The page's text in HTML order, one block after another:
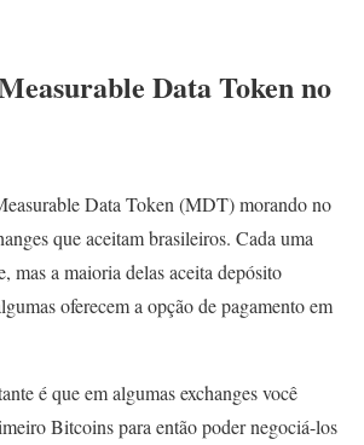
Data Token no
Data Token (MDT) morando no
que aceitam brasileiros. Cada uma
mas a maioria delas aceita depósito
oferecem a opção de pagamento em
é que em algumas exchanges você
Bitcoins para então poder negociá-los